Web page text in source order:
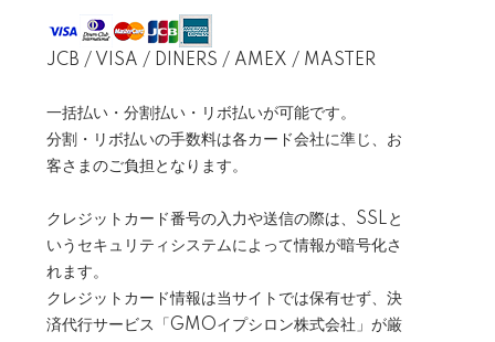
JCB / VISA / DINERS / AMEX / MASTER
一括払い・分割払い・リボ払いが可能です。
分割・リボ払いの手数料は各カード会社に準じ、お
客さまのご負担となります。
クレジットカード番号の入力や送信の際は、SSLと
いうセキュリティシステムによって情報が暗号化さ
れます。
クレジットカード情報は当サイトでは保有せず、決
済代行サービス「GMOイプシロン株式会社」が厳